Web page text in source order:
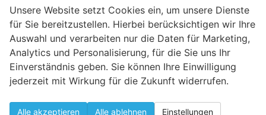
Laufräder
Reifengröße hinten
29"
Reifengröße vorne
29"
Sonstiges
Geschlecht
Unsere Website setzt Cookies ein, um unsere Dienste
für Sie bereitzustellen. Hierbei berücksichtigen wir Ihre
Auswahl und verarbeiten nur die Daten für Marketing,
Analytics und Personalisierung, für die Sie uns Ihr
Einverständnis geben. Sie können Ihre Einwilligung
jederzeit mit Wirkung für die Zukunft widerrufen.
Alle akzeptieren Alle ablehnen Einstellungen